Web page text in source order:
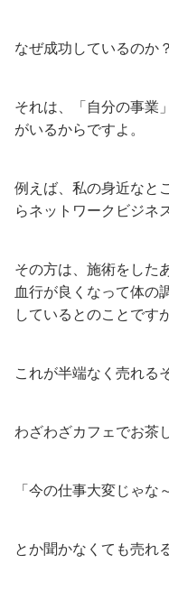
なぜ成功しているのか？
それは、「自分の事業
がいるからですよ。
例えば、私の身近なと
らネットワークビジネ
その方は、施術をした
血行が良くなって体の
しているとのことですが
これが半端なく売れる
わざわざカフェでお茶
「今の仕事大変じゃな
とか聞かなくても売れ